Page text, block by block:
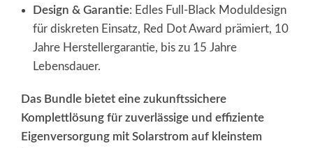
Design & Garantie: Edles Full-Black Moduldesign
für diskreten Einsatz, Red Dot Award prämiert, 10
Jahre Herstellergarantie, bis zu 15 Jahre
Lebensdauer.
Das Bundle bietet eine zukunftssichere
Komplettlösung für zuverlässige und effiziente
Eigenversorgung mit Solarstrom auf kleinstem